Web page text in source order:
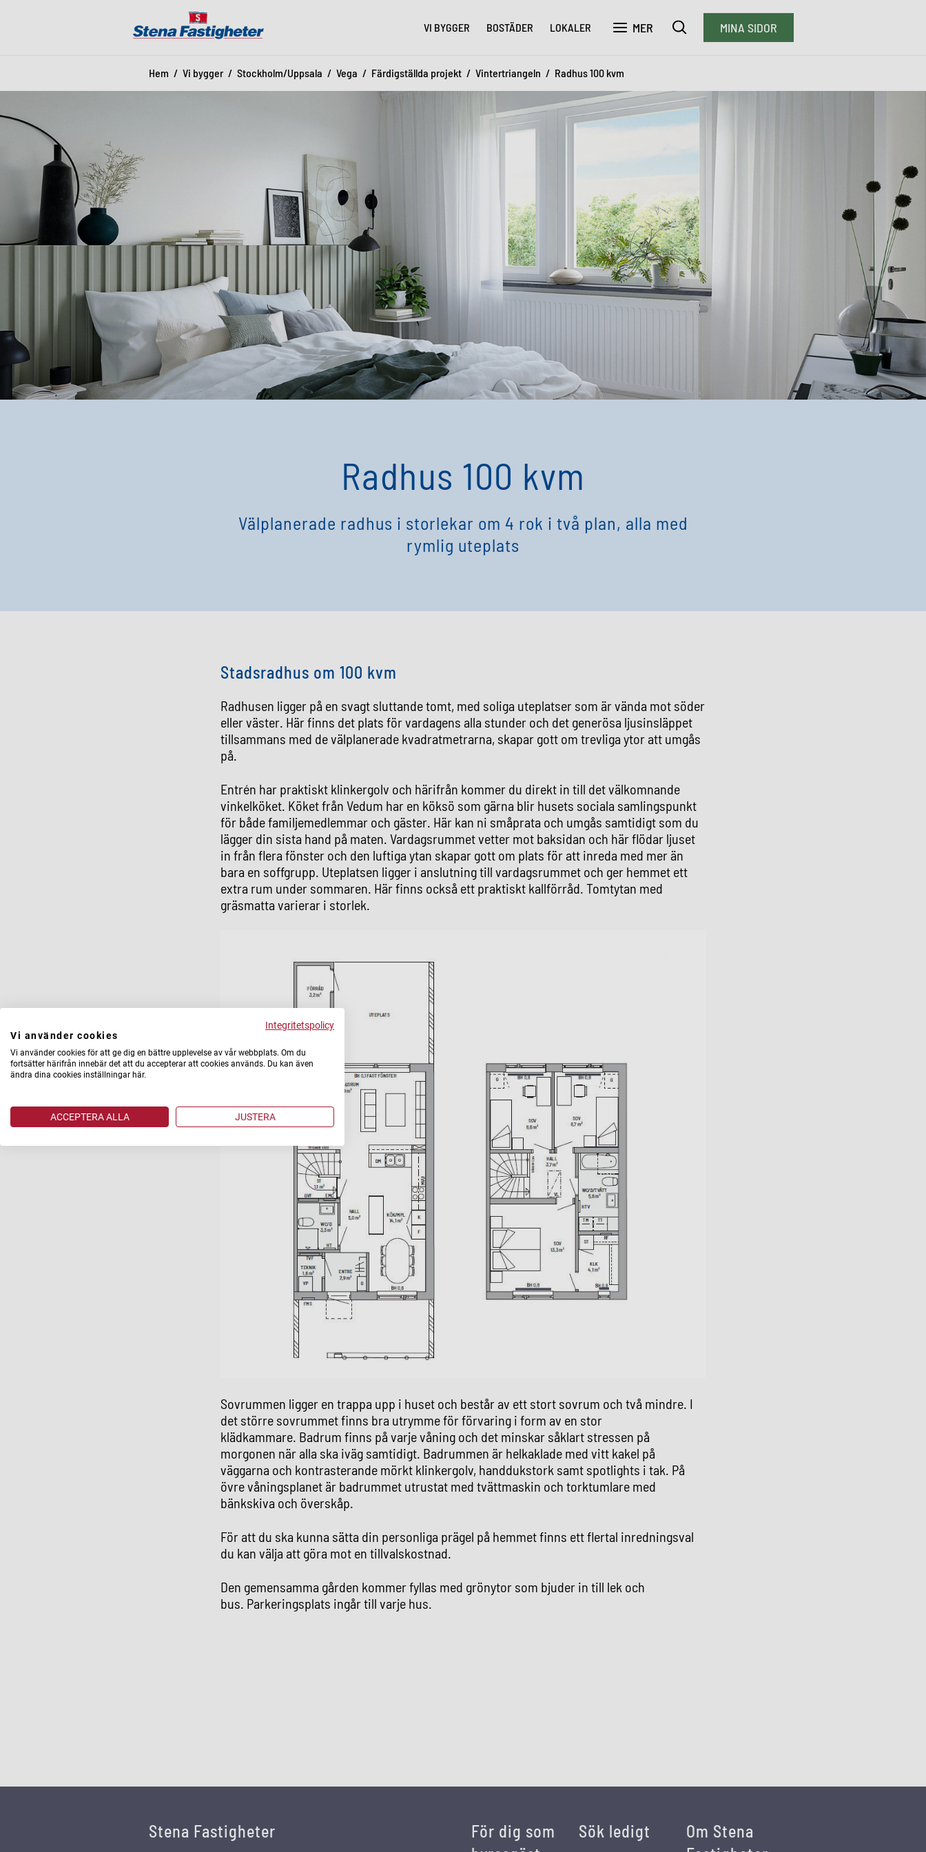
VI BYGGER BOSTÄDER LOKALER MER MINA SIDOR
Hem Vi bygger Stockholm/Uppsala Vega Färdigställda projekt Vintertriangeln Radhus 100 kvm
Radhus 100 kvm
Välplanerade radhus i storlekar om 4 rok i två plan, alla med
rymlig uteplats
Stadsradhus om 100 kvm
Radhusen ligger på en svagt sluttande tomt, med soliga uteplatser som är vända mot söder
eller väster. Här finns det plats för vardagens alla stunder och det generösa ljusinsläppet
tillsammans med de välplanerade kvadratmetrarna, skapar gott om trevliga ytor att umgås
på.
Entrén har praktiskt klinkergolv och härifrån kommer du direkt in till det välkomnande
vinkelköket. Köket från Vedum har en köksö som gärna blir husets sociala samlingspunkt
för både familjemedlemmar och gäster. Här kan ni småprata och umgås samtidigt som du
lägger din sista hand på maten. Vardagsrummet vetter mot baksidan och här flödar ljuset
in från flera fönster och den luftiga ytan skapar gott om plats för att inreda med mer än
bara en soffgrupp. Uteplatsen ligger i anslutning till vardagsrummet och ger hemmet ett
extra rum under sommaren. Här finns också ett praktiskt kallförråd. Tomtytan med
gräsmatta varierar i storlek.
Sovrummen ligger en trappa upp i huset och består av ett stort sovrum och två mindre. I
det större sovrummet finns bra utrymme för förvaring i form av en stor
klädkammare. Badrum finns på varje våning och det minskar såklart stressen på
morgonen när alla ska iväg samtidigt. Badrummen är helkaklade med vitt kakel på
väggarna och kontrasterande mörkt klinkergolv, handdukstork samt spotlights i tak. På
övre våningsplanet är badrummet utrustat med tvättmaskin och torktumlare med
bänkskiva och överskåp.
För att du ska kunna sätta din personliga prägel på hemmet finns ett flertal inredningsval
du kan välja att göra mot en tillvalskostnad.
Den gemensamma gården kommer fyllas med grönytor som bjuder in till lek och
bus. Parkeringsplats ingår till varje hus.
Stena Fastigheter
För dig som
Sök ledigt
Om Stena
Integritetspolicy
Vi använder cookies
Vi använder cookies för att ge dig en bättre upplevelse av vår webbplats. Om du
fortsätter härifrån innebär det att du accepterar att cookies används. Du kan även
ändra dina cookies inställningar här.
ACCEPTERA ALLA JUSTERA